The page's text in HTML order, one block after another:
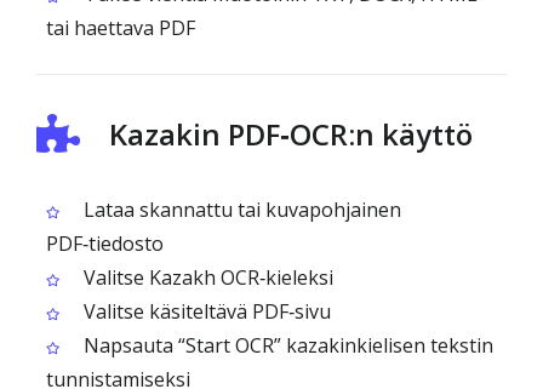
tai haettava PDF
Kazakin PDF‑OCR:n käyttö
Lataa skannattu tai kuvapohjainen
PDF‑tiedosto
Valitse Kazakh OCR‑kieleksi
Valitse käsiteltävä PDF‑sivu
Napsauta “Start OCR” kazakinkielisen tekstin
tunnistamiseksi